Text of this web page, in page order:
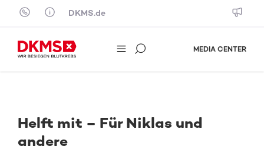
Skip to content
DKMS.de
MEDIA CENTER
Helft mit – Für Niklas und
andere